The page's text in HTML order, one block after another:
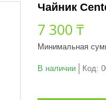
Чайник
7 300 ₸
Минимальная
В наличии Код: